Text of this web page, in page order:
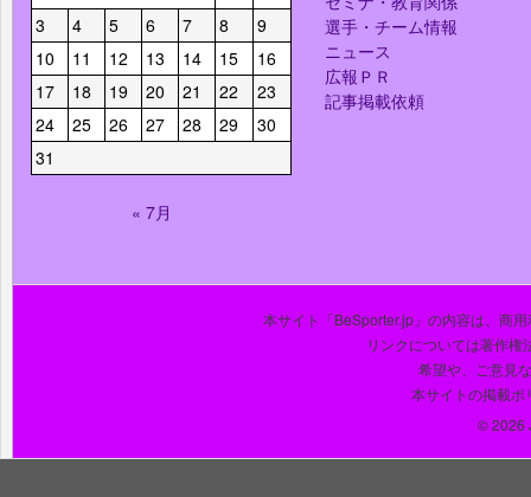
3
4 5 6 7 8
9
10
11 12 13 14 15
16
17
18 19 20 21 22
23
24
25 26 27 28 29
30
31
« 7月
選手・チーム情報
ニュース
広報ＰＲ
記事掲載依頼
本サイト「BeSporter.jp」の内容は、商
リンクについては著作権
希望や、ご意見
本サイトの掲載ポ
© 2026